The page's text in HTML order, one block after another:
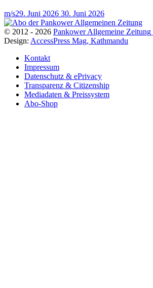
m/s29. Juni 2026 30. Juni 2026
© 2012 - 2026 Pankower Allgemeine Zeitung
Design: AccessPress Mag, Kathmandu
Kontakt
Impressum
Datenschutz & ePrivacy
Transparenz & Citizenship
Mediadaten & Preissystem
Abo-Shop